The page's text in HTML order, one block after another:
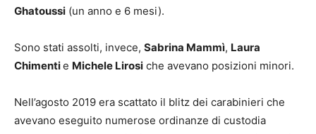
Ghatoussi (un anno e 6 mesi).
Sono stati assolti, invece, Sabrina Mammì, Laura
Chimentie Michele Lirosi che avevano posizioni minori.
Nell’agosto 2019 era scattato il blitz dei carabinieri che
avevano eseguito numerose ordinanze di custodia